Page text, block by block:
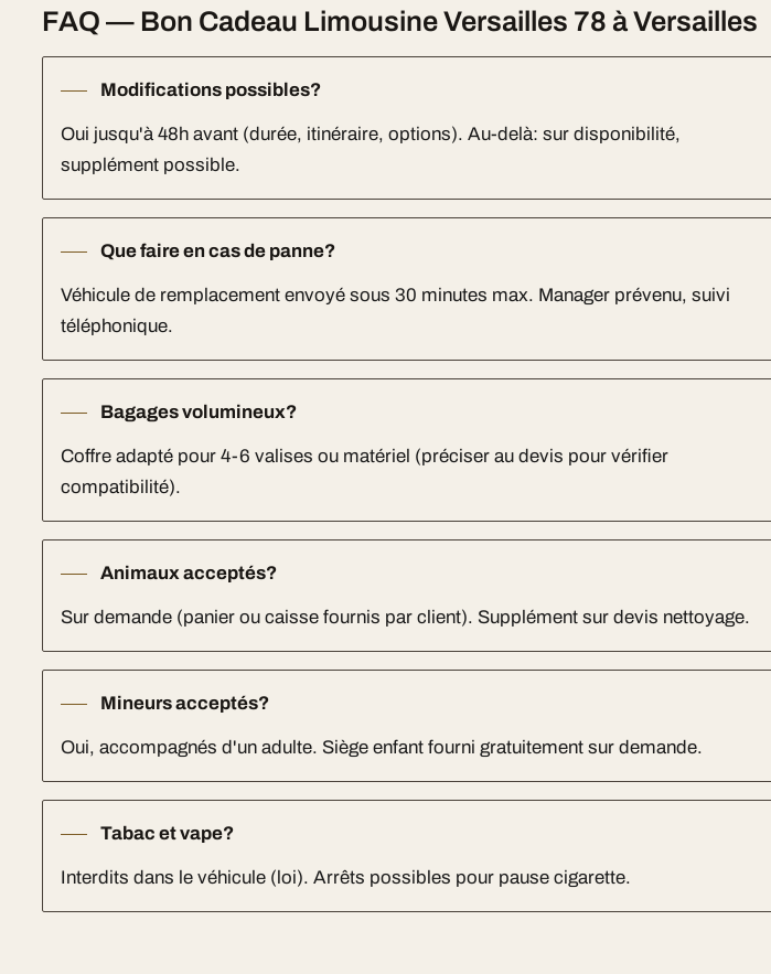
FAQ — Bon Cadeau Limousine Versailles 78 à Versailles
Modifications possibles?
Oui jusqu'à 48h avant (durée, itinéraire, options). Au-delà: sur disponibilité,
supplément possible.
Que faire en cas de panne?
Véhicule de remplacement envoyé sous 30 minutes max. Manager prévenu, suivi
téléphonique.
Bagages volumineux?
Coffre adapté pour 4-6 valises ou matériel (préciser au devis pour vérifier
compatibilité).
Animaux acceptés?
Sur demande (panier ou caisse fournis par client). Supplément sur devis nettoyage.
Mineurs acceptés?
Oui, accompagnés d'un adulte. Siège enfant fourni gratuitement sur demande.
Tabac et vape?
Interdits dans le véhicule (loi). Arrêts possibles pour pause cigarette.